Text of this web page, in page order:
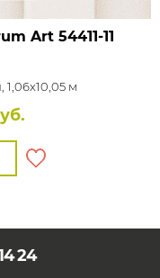
Art 54411-11
м
24